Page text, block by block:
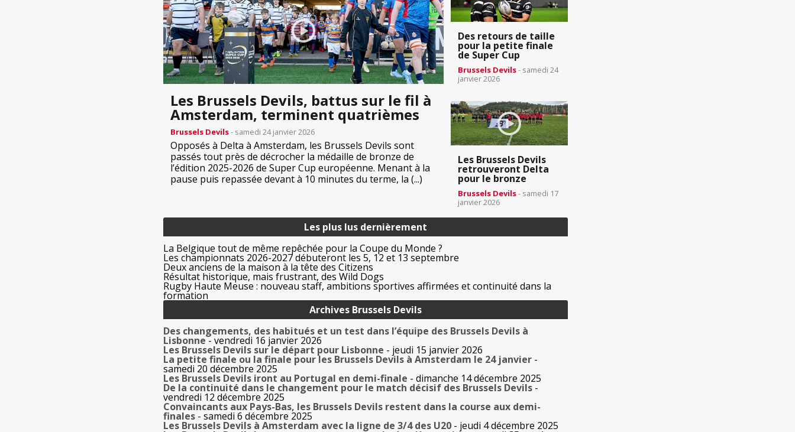
Les Brussels Devils, battus sur le fil à
Amsterdam, terminent quatrièmes
Brussels Devils- samedi 24 janvier 2026
Opposés à Delta à Amsterdam, les Brussels Devils sont
passés tout près de décrocher la médaille de bronze de
l’édition 2025-2026 de Super Cup européenne. Menant à la
pause puis repassée devant à 10 minutes du terme, la (...)
Des retours de taille
pour la petite finale
de Super Cup
Brussels Devils- samedi 24
janvier 2026
Les Brussels Devils
retrouveront Delta
pour le bronze
Brussels Devils- samedi 17
janvier 2026
Les plus lus dernièrement
La Belgique tout de même repêchée pour la Coupe du Monde ?
Les championnats 2026-2027 débuteront les 5, 12 et 13 septembre
Deux anciens de la maison à la tête des Citizens
Résultat historique, mais frustrant, des Wild Dogs
Rugby Haute Meuse : nouveau staff, ambitions sportives affirmées et continuité dans la
formation
Archives Brussels Devils
Des changements, des habitués et un test dans l’équipe des Brussels Devils à
Lisbonne- vendredi 16 janvier 2026
Les Brussels Devils sur le départ pour Lisbonne - jeudi 15 janvier 2026
La petite finale ou la finale pour les Brussels Devils à Amsterdam le 24 janvier -
samedi 20 décembre 2025
Les Brussels Devils iront au Portugal en demi-finale - dimanche 14 décembre 2025
De la continuité dans le changement pour le match décisif des Brussels Devils -
vendredi 12 décembre 2025
Convaincants aux Pays-Bas, les Brussels Devils restent dans la course aux demi-
finales - samedi 6 décembre 2025
Les Brussels Devils à Amsterdam avec la ligne de 3/4 des U20 - jeudi 4 décembre 2025